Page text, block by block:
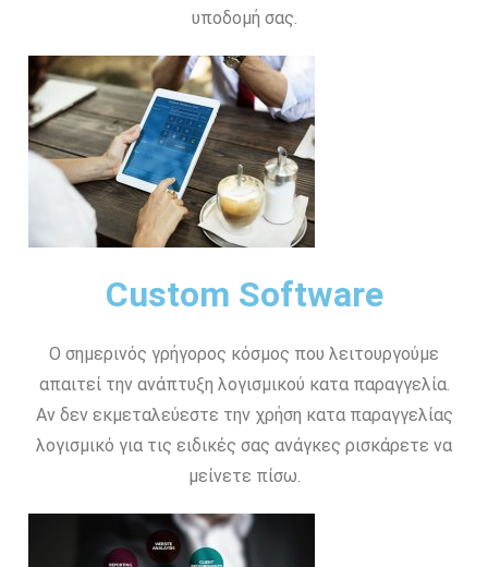
υποδομή σας.
Custom Software
Ο σημερινός γρήγορος κόσμος που λειτουργούμε
απαιτεί την ανάπτυξη λογισμικού κατα παραγγελία.
Αν δεν εκμεταλεύεστε την χρήση κατα παραγγελίας
λογισμικό για τις ειδικές σας ανάγκες ρισκάρετε να
μείνετε πίσω.